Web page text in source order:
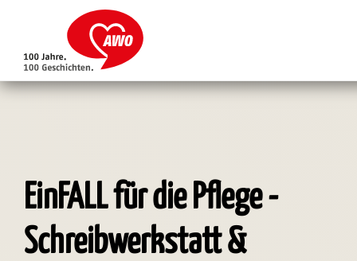
EinFALL für die Pflege -
Schreibwerkstatt &